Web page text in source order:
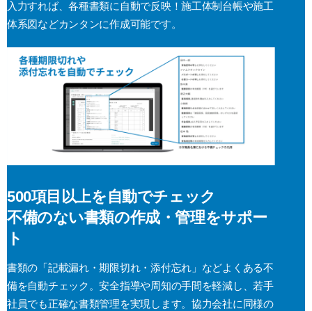
入力すれば、各種書類に自動で反映！施工体制台帳や施工
体系図などカンタンに作成可能です。
500項目以上を自動でチェック
不備のない書類の作成・管理をサポー
ト
書類の「記載漏れ・期限切れ・添付忘れ」などよくある不
備を自動チェック。安全指導や周知の手間を軽減し、若手
社員でも正確な書類管理を実現します。協力会社に同様の